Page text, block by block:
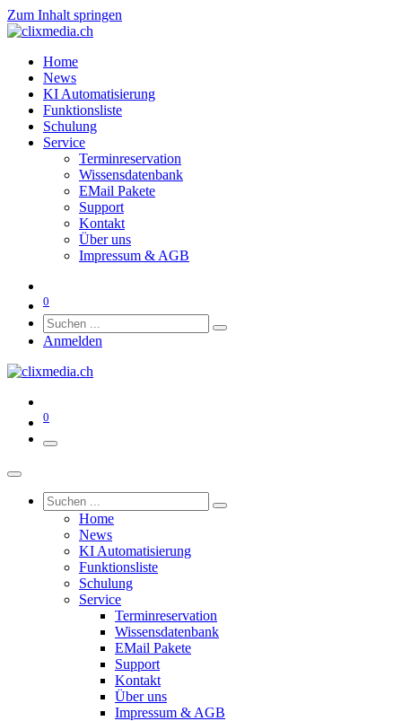
Zum Inhalt springen
Home
News
KI Automatisierung
Funktionsliste
Schulung
Service
Terminreservation
Wissensdatenbank
EMail Pakete
Support
Kontakt
Über uns
Impressum & AGB
0
Anmelden
0
Home
News
KI Automatisierung
Funktionsliste
Schulung
Service
Terminreservation
Wissensdatenbank
EMail Pakete
Support
Kontakt
Über uns
Impressum & AGB